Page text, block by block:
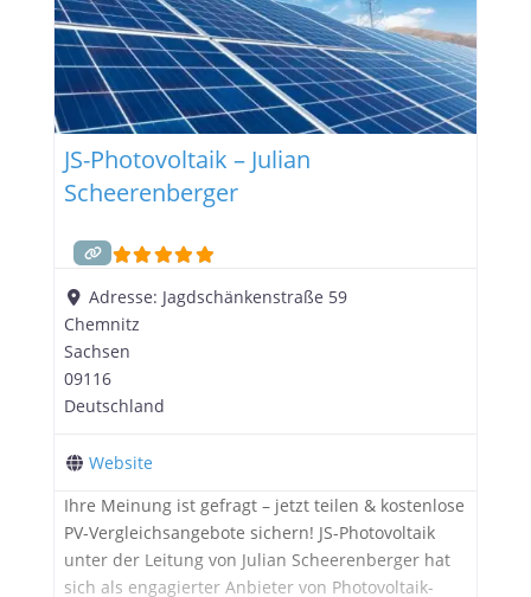
JS-Photovoltaik – Julian
Scheerenberger
Adresse: Jagdschänkenstraße 59
Chemnitz
Sachsen
09116
Deutschland
Website
Ihre Meinung ist gefragt – jetzt teilen & kostenlose
PV-Vergleichsangebote sichern! JS-Photovoltaik
unter der Leitung von Julian Scheerenberger hat
sich als engagierter Anbieter von Photovoltaik-